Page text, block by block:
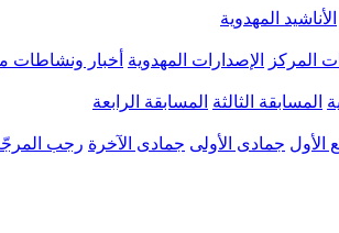
الأناشيد المهدوية
المركز الإصدارات المهدوية أخبار ونشاطات
المسابقة الثالثة المسابقة الرابعة
الأول جمادى الأولى جمادى الآخرة رجب